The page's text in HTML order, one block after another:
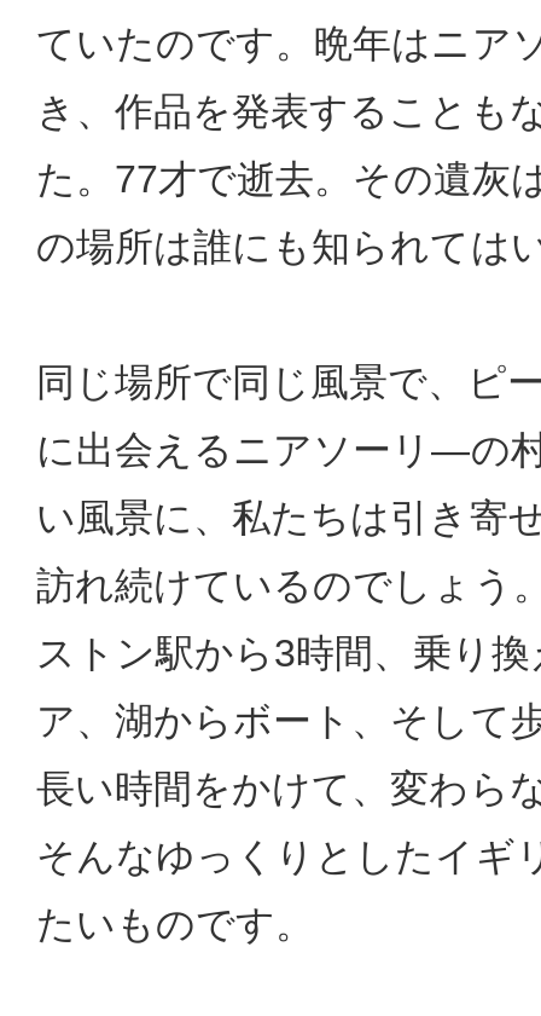
ていたのです。晩年はニア
き、作品を発表することも
た。77才で逝去。その遺灰
の場所は誰にも知られては
同じ場所で同じ風景で、ピ
に出会えるニアソーリ―の
い風景に、私たちは引き寄
訪れ続けているのでしょう
ストン駅から3時間、乗り
ア、湖からボート、そして
長い時間をかけて、変わら
そんなゆっくりとしたイギ
たいものです。